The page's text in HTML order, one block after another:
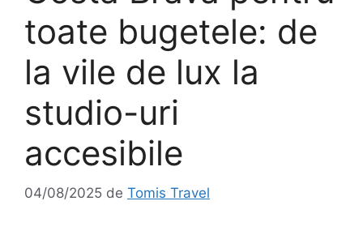
toate bugetele: de
la vile de lux la
studio-uri
accesibile
04/08/2025 de Tomis Travel